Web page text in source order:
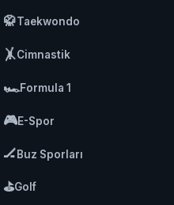
🥋Taekwondo
🤸Cimnastik
🏎️Formula 1
🎮E-Spor
🏒Buz Sporları
⛳Golf